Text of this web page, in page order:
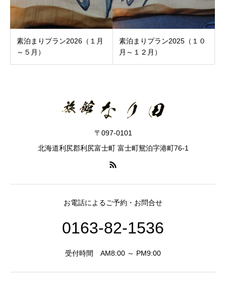
素泊まりプラン2026（１月
～５月）
素泊まりプラン2025（１０
月～１２月）
〒097-0101
北海道利尻郡利尻富士町 富士町鴛泊字港町76-1
お電話によるご予約・お問合せ
0163-82-1536
受付時間 AM8:00 ～ PM9:00